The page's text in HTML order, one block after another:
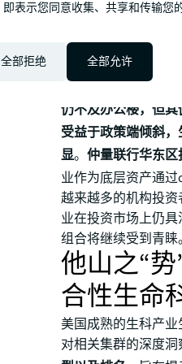
作为全球生科领域
足。从大宗交易
上
额已从每年约50亿
仍不及办公楼，但其
受益于政策端倾斜
显。仲量联行华东
业作为底层资产通过
越来越多的机构投
业在投资市场上仍
组合将继续受到青睐
他山之“
合性生命
美国成熟的生科产
对相关集群的深度
即表示您同意收集、共享和传输您
全部拒绝 全部允许